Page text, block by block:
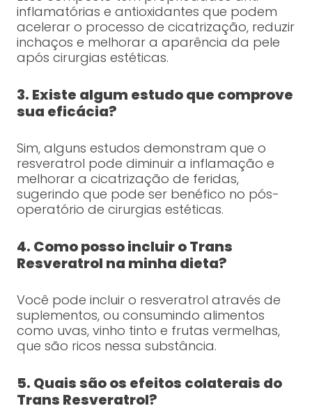
inflamatórias e antioxidantes que podem
acelerar o processo de cicatrização, reduzir
inchaços e melhorar a aparência da pele
após cirurgias estéticas.
3. Existe algum estudo que comprove
sua eficácia?
Sim, alguns estudos demonstram que o
resveratrol pode diminuir a inflamação e
melhorar a cicatrização de feridas,
sugerindo que pode ser benéfico no pós-
operatório de cirurgias estéticas.
4. Como posso incluir o Trans
Resveratrol na minha dieta?
Você pode incluir o resveratrol através de
suplementos, ou consumindo alimentos
como uvas, vinho tinto e frutas vermelhas,
que são ricos nessa substância.
5. Quais são os efeitos colaterais do
Trans Resveratrol?